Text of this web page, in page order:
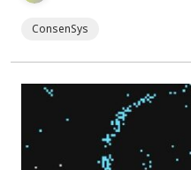
ConsenSys